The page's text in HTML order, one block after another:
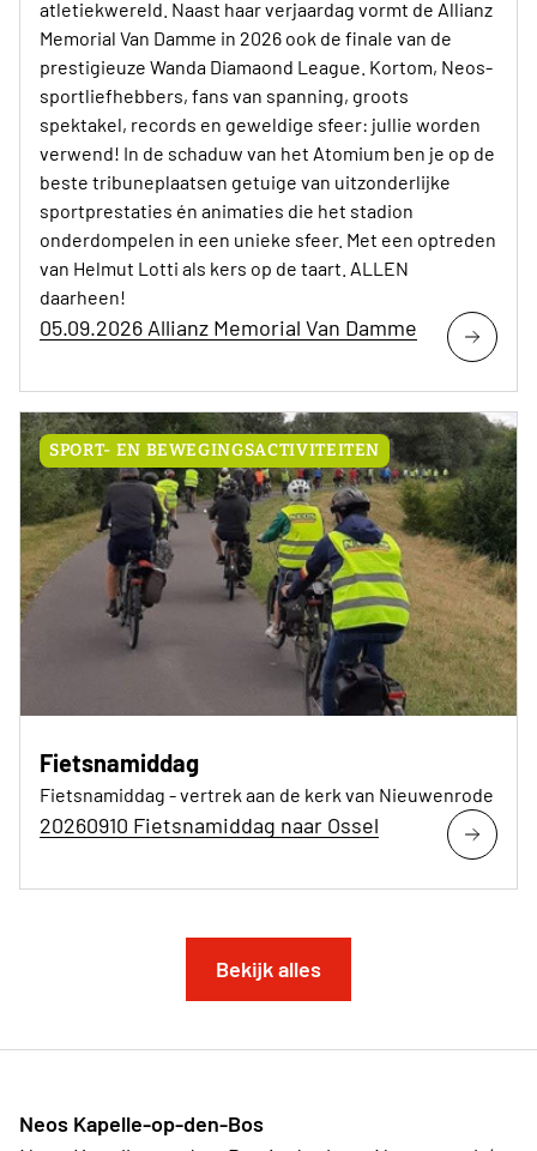
atletiekwereld. Naast haar verjaardag vormt de Allianz
Memorial Van Damme in 2026 ook de finale van de
prestigieuze Wanda Diamaond League. Kortom, Neos-
sportliefhebbers, fans van spanning, groots
spektakel, records en geweldige sfeer: jullie worden
verwend! In de schaduw van het Atomium ben je op de
beste tribuneplaatsen getuige van uitzonderlijke
sportprestaties én animaties die het stadion
onderdompelen in een unieke sfeer. Met een optreden
van Helmut Lotti als kers op de taart. ALLEN
daarheen!
05.09.2026 Allianz Memorial Van Damme
SPORT- EN BEWEGINGSACTIVITEITEN
Fietsnamiddag
Fietsnamiddag - vertrek aan de kerk van Nieuwenrode
20260910 Fietsnamiddag naar Ossel
Bekijk alles
Neos Kapelle-op-den-Bos